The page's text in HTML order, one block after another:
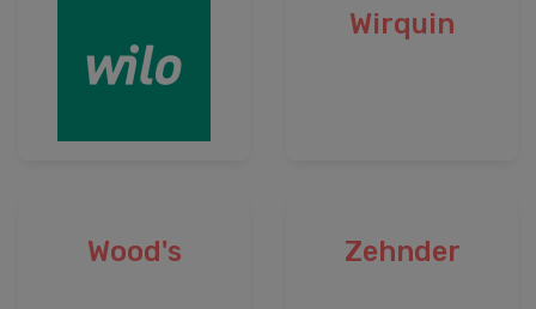
Wirquin
Wood's Zehnder